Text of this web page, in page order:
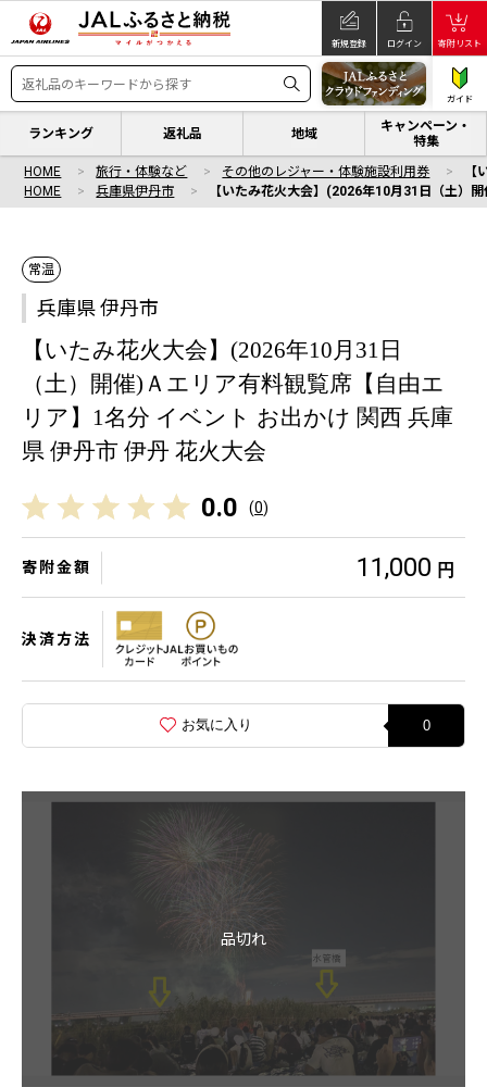
新規登録 ログイン 寄附リスト
ガイド
ランキング 返礼品 地域
キャンペーン・
特集
HOME 旅行・体験など その他のレジャー・体験施設利用券
HOME
兵庫県伊丹市 【いたみ花火大会】(2026年10月31日（土）
常温
兵庫県 伊丹市
【いたみ花火大会】(2026年10月31日
（土）開催)Ａエリア有料観覧席【自由エ
リア】1名分 イベント お出かけ 関西 兵庫
県 伊丹市 伊丹 花火大会
0.0 (0)
寄附金額 11,000 円
決済方法
お気に入り 0
品切れ